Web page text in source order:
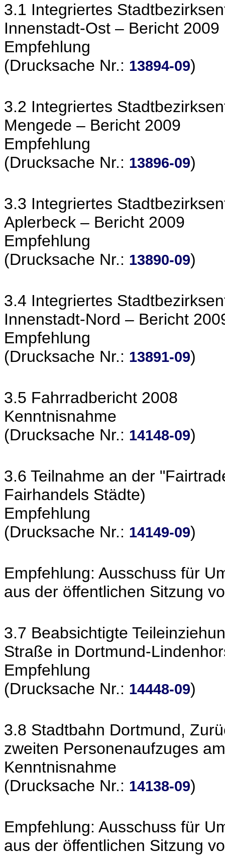
3.1 Integriertes
Innenstadt-Ost – Bericht 2009
Empfehlung
(Drucksache Nr.: 13894-09)
3.2 Integriertes
Mengede – Bericht 2009
Empfehlung
(Drucksache Nr.: 13896-09)
3.3 Integriertes
Aplerbeck – Bericht 2009
Empfehlung
(Drucksache Nr.: 13890-09)
3.4 Integriertes
Innenstadt-Nord – Bericht
Empfehlung
(Drucksache Nr.: 13891-09)
3.5 Fahrradbericht 2008
Kenntnisnahme
(Drucksache Nr.: 14148-09)
3.6 Teilnahme an der
Fairhandels Städte)
Empfehlung
(Drucksache Nr.: 14149-09)
Empfehlung: Ausschuss für
aus der öffentlichen Sitzung
3.7 Beabsichtigte
Straße in Dortmund-
Empfehlung
(Drucksache Nr.: 14448-09)
3.8 Stadtbahn Dortmund,
zweiten Personenaufzuges
Kenntnisnahme
(Drucksache Nr.: 14138-09)
Empfehlung: Ausschuss für
aus der öffentlichen Sitzung